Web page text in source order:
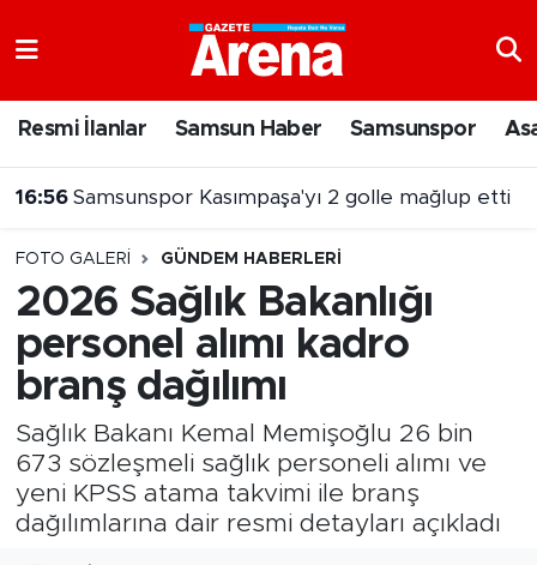
Resmi İlanlar Samsun Haber Samsunspor
16:56 Samsunspor Kasımpaşa'yı 2 golle mağlup etti
FOTO GALERI GÜNDEM HABERLERI
2026 Sağlık Bakanlığı
personel alımı kadro
branş dağılımı
Sağlık Bakanı Kemal Memişoğlu 26 bin
673 sözleşmeli sağlık personeli alımı ve
yeni KPSS atama takvimi ile branş
dağılımlarına dair resmi detayları açıkladı
Samsun Namaz Vakitleri
Süper Lig Puan Durumu ve Fikstür
Tüm Manşetler
Son Dakika Haberleri
Haber Arşivi